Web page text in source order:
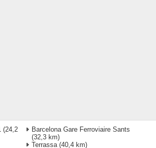
(24,2
Barcelona Gare Ferroviaire Sants
(32,3 km)
Terrassa (40,4 km)